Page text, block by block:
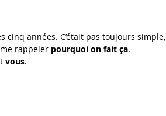
cinq années. C’était pas toujours simple,
rappeler pourquoi on fait ça.
vous.